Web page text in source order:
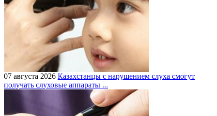
07 августа 2026 Казахстанцы с нарушением слуха смогут
получать слуховые аппараты ...